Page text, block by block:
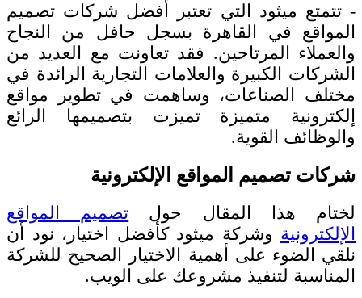
- تتمتع ميثود التي تعتبر أفضل شركات تصميم
المواقع في القاهرة بسجل حافل من النجاح
والعملاء المرتاحين. فقد تعاونت مع العديد من
الشركات الكبيرة والعلامات التجارية الرائدة في
مختلف الصناعات، وساهمت في تطوير مواقع
إلكترونية متميزة تميزت بتصميمها الرائع
والوظائف القوية.
شركات تصميم المواقع الإلكترونية
لختام هذا المقال حول تصميم المواقع
الإلكترونية وشركة ميثود كأفضل اختيار، نود أن
نلقي الضوء على أهمية الاختيار الصحيح للشركة
المناسبة لتنفيذ مشروعك على الويب.